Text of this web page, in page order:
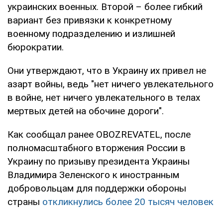
украинских военных. Второй – более гибкий
вариант без привязки к конкретному
военному подразделению и излишней
бюрократии.
Они утверждают, что в Украину их привел не
азарт войны, ведь "нет ничего увлекательного
в войне, нет ничего увлекательного в телах
мертвых детей на обочине дороги".
Как сообщал ранее OBOZREVATEL, после
полномасштабного вторжения России в
Украину по призыву президента Украины
Владимира Зеленского к иностранным
добровольцам для поддержки обороны
страны откликнулись более 20 тысяч человек